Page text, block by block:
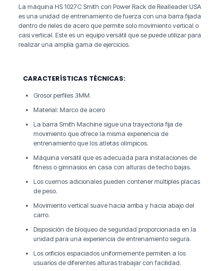
La máquina HS 1027C Smith con Power Rack de Realleader USA
es una unidad de entrenamiento de fuerza con una barra fijada
dentro de rieles de acero que permite solo movimiento vertical o
casi vertical. Este es un equipo versátil que se puede utilizar para
realizar una amplia gama de ejercicios.
CARACTERÍSTICAS TÉCNICAS:
Grosor perfiles 3MM.
Material: Marco de acero
La barra Smith Machine sigue una trayectoria fija de
movimiento que ofrece la misma experiencia de
entrenamiento que los atletas olímpicos.
Máquina versátil que es adecuada para instalaciones de
fitness o gimnasios en casa con alturas de techo bajas.
Los cuernos adicionales pueden contener múltiples placas
de peso.
Movimiento vertical suave hacia arriba y hacia abajo del
carro.
Disposición de bloqueo de seguridad proporcionada en la
unidad para una experiencia de entrenamiento segura.
Los orificios espaciados uniformemente permiten a los
usuarios de diferentes alturas trabajar con facilidad.